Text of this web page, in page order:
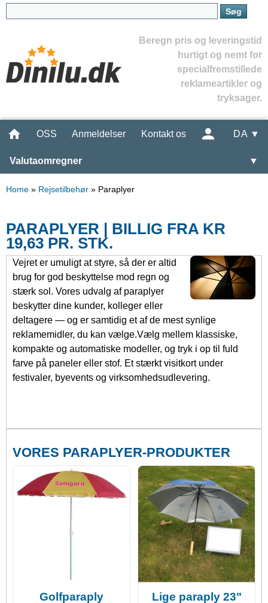
Beregn pris og leveringstid
hurtigt og nemt for
specialfremstillede
reklameartikler og
tryksager.
OSS Anmeldelser Kontakt os DA ▼
Valutaomregner ▼
Home » Rejsetilbehør » Paraplyer
PARAPLYER | BILLIG FRA KR
19,63 PR. STK.
Vejret er umuligt at styre, så der er altid
brug for god beskyttelse mod regn og
stærk sol. Vores udvalg af paraplyer
beskytter dine kunder, kolleger eller
deltagere — og er samtidig et af de mest synlige
reklamemidler, du kan vælge.Vælg mellem klassiske,
kompakte og automatiske modeller, og tryk i op til fuld
farve på paneler eller stof. Et stærkt visitkort under
festivaler, byevents og virksomhedsudlevering.
VORES PARAPLYER-PRODUKTER
Golfparaply
Lige paraply 23"